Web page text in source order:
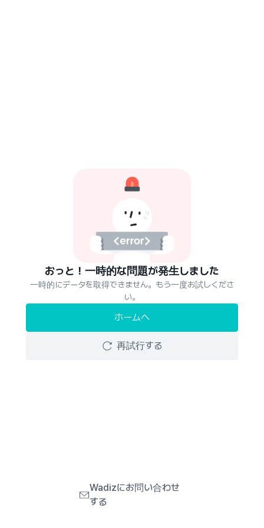
おっと！一時的な問題が発生しました
一時的にデータを取得できません。もう一度お試しくださ
い。
ホームへ
再試行する
Wadizにお問い合わせ
する